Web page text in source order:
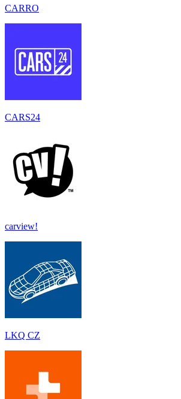
CARRO
CARS24
carview!
LKQ CZ